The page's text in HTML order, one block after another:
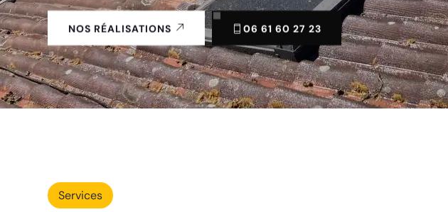
NOS RÉALISATIONS 06 61 60 27 23
Services